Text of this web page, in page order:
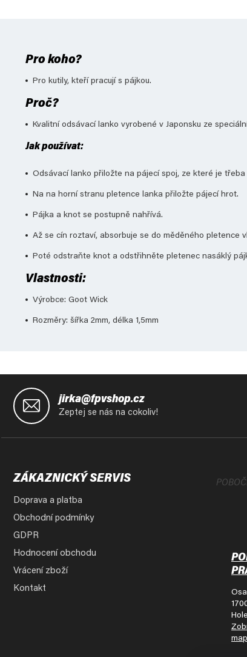
Pro koho?
Pro kutily, kteří pracují s pájkou.
Proč?
Kvalitní odsávací lanko vyrobené v Japonsku ze
Jak používat:
Odsávací lanko přiložte na pájecí spoj, ze které je
Na na horní stranu pletence lanka přiložte pájecí hrot.
Pájka a knot se postupně nahřívá.
Až se cín roztaví, absorbuje se do měděného pletence
Poté odstraňte knot a odstřihněte pletenec nasáklý
Vlastnosti:
Výrobce: Goot Wick
Rozměry: šířka 2mm, délka 1,5mm
t
jirka@fpvshop.cz
Zeptej se nás na cokoliv!
ZÁKAZNICKÝ SERVIS
Doprava a platba
Obchodní podmínky
GDPR
Hodnocení obchodu
Vrácení zboží
Kontakt